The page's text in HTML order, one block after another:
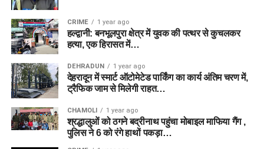
CRIME 1 year ago
हल्द्वानी: बनभूलपुरा क्षेत्र में युवक की पत्थर से कुचलकर
हत्या, एक हिरासत में…
DEHRADUN 1 year ago
देहरादून में स्मार्ट ऑटोमेटेड पार्किंग का कार्य अंतिम चरण में,
ट्रैफिक जाम से मिलेगी राहत…
CHAMOLI 1 year ago
श्रद्धालुओं को ठगने बद्रीनाथ पहुंचा मोबाइल माफिया गैंग ,
पुलिस ने 6 को रंगे हाथों पकड़ा…